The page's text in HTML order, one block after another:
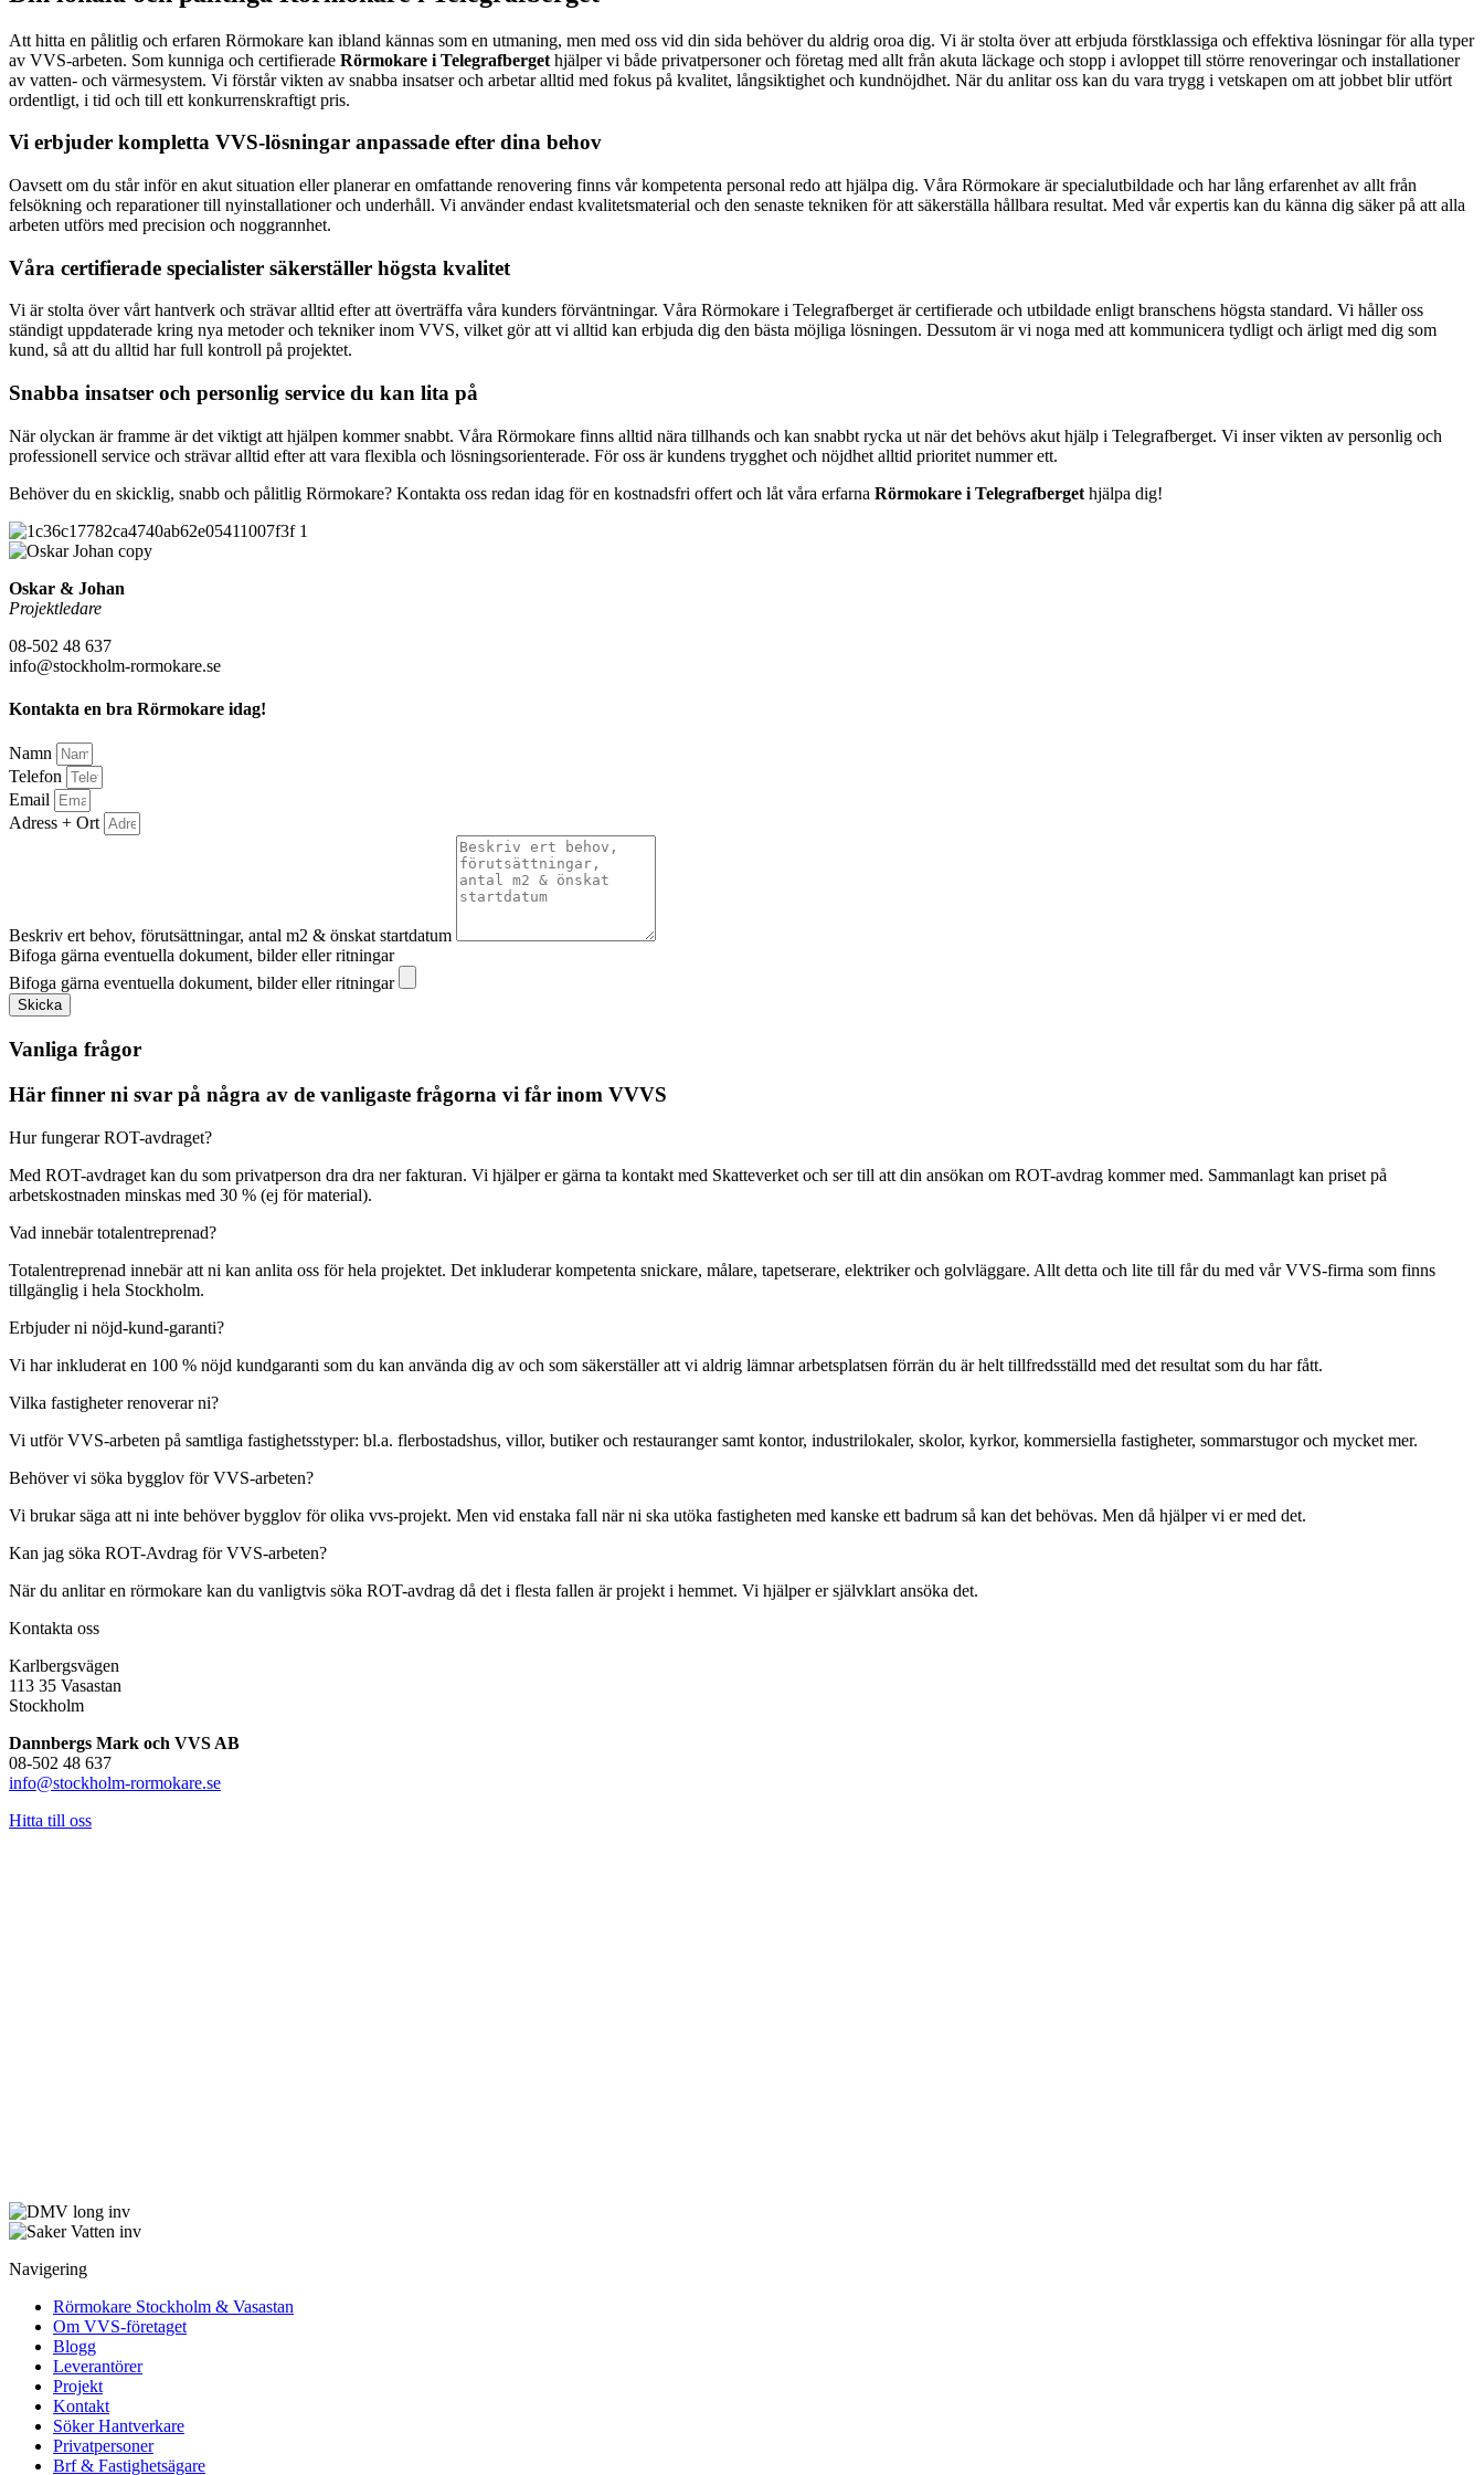
Att hitta en pålitlig och erfaren Rörmokare kan ibland kännas som en utmaning, men med oss vid din sida behöver du aldrig oroa dig. Vi är stolta över att erbjuda förstklassiga och effektiva lösningar för alla typer
av VVS-arbeten. Som kunniga och certifierade Rörmokare i Telegrafberget hjälper vi både privatpersoner och företag med allt från akuta läckage och stopp i avloppet till större renoveringar och installationer
av vatten- och värmesystem. Vi förstår vikten av snabba insatser och arbetar alltid med fokus på kvalitet, långsiktighet och kundnöjdhet. När du anlitar oss kan du vara trygg i vetskapen om att jobbet blir utfört
ordentligt, i tid och till ett konkurrenskraftigt pris.
Vi erbjuder kompletta VVS-lösningar anpassade efter dina behov
Oavsett om du står inför en akut situation eller planerar en omfattande renovering finns vår kompetenta personal redo att hjälpa dig. Våra Rörmokare är specialutbildade och har lång erfarenhet av allt från
felsökning och reparationer till nyinstallationer och underhåll. Vi använder endast kvalitetsmaterial och den senaste tekniken för att säkerställa hållbara resultat. Med vår expertis kan du känna dig säker på att alla
arbeten utförs med precision och noggrannhet.
Våra certifierade specialister säkerställer högsta kvalitet
Vi är stolta över vårt hantverk och strävar alltid efter att överträffa våra kunders förväntningar. Våra Rörmokare i Telegrafberget är certifierade och utbildade enligt branschens högsta standard. Vi håller oss
ständigt uppdaterade kring nya metoder och tekniker inom VVS, vilket gör att vi alltid kan erbjuda dig den bästa möjliga lösningen. Dessutom är vi noga med att kommunicera tydligt och ärligt med dig som
kund, så att du alltid har full kontroll på projektet.
Snabba insatser och personlig service du kan lita på
När olyckan är framme är det viktigt att hjälpen kommer snabbt. Våra Rörmokare finns alltid nära tillhands och kan snabbt rycka ut när det behövs akut hjälp i Telegrafberget. Vi inser vikten av personlig och
professionell service och strävar alltid efter att vara flexibla och lösningsorienterade. För oss är kundens trygghet och nöjdhet alltid prioritet nummer ett.
Behöver du en skicklig, snabb och pålitlig Rörmokare? Kontakta oss redan idag för en kostnadsfri offert och låt våra erfarna Rörmokare i Telegrafberget hjälpa dig!
Oskar & Johan
Projektledare
08-502 48 637
info@stockholm-rormokare.se
Kontakta en bra Rörmokare idag!
Namn
Telefon
Email
Adress + Ort
Beskriv ert behov, förutsättningar, antal m2 & önskat startdatum
Bifoga gärna eventuella dokument, bilder eller ritningar
Bifoga gärna eventuella dokument, bilder eller ritningar
Skicka
Vanliga frågor
Här finner ni svar på några av de vanligaste frågorna vi får inom VVVS
Hur fungerar ROT-avdraget?
Med ROT-avdraget kan du som privatperson dra dra ner fakturan. Vi hjälper er gärna ta kontakt med Skatteverket och ser till att din ansökan om ROT-avdrag kommer med. Sammanlagt kan priset på
arbetskostnaden minskas med 30 % (ej för material).
Vad innebär totalentreprenad?
Totalentreprenad innebär att ni kan anlita oss för hela projektet. Det inkluderar kompetenta snickare, målare, tapetserare, elektriker och golvläggare. Allt detta och lite till får du med vår VVS-firma som finns
tillgänglig i hela Stockholm.
Erbjuder ni nöjd-kund-garanti?
Vi har inkluderat en 100 % nöjd kundgaranti som du kan använda dig av och som säkerställer att vi aldrig lämnar arbetsplatsen förrän du är helt tillfredsställd med det resultat som du har fått.
Vilka fastigheter renoverar ni?
Vi utför VVS-arbeten på samtliga fastighetsstyper: bl.a. flerbostadshus, villor, butiker och restauranger samt kontor, industrilokaler, skolor, kyrkor, kommersiella fastigheter, sommarstugor och mycket mer.
Behöver vi söka bygglov för VVS-arbeten?
Vi brukar säga att ni inte behöver bygglov för olika vvs-projekt. Men vid enstaka fall när ni ska utöka fastigheten med kanske ett badrum så kan det behövas. Men då hjälper vi er med det.
Kan jag söka ROT-Avdrag för VVS-arbeten?
När du anlitar en rörmokare kan du vanligtvis söka ROT-avdrag då det i flesta fallen är projekt i hemmet. Vi hjälper er självklart ansöka det.
Kontakta oss
Karlbergsvägen
113 35 Vasastan
Stockholm
Dannbergs Mark och VVS AB
08-502 48 637
info@stockholm-rormokare.se
Hitta till oss
Navigering
Rörmokare Stockholm & Vasastan
Om VVS-företaget
Blogg
Leverantörer
Projekt
Kontakt
Söker Hantverkare
Privatpersoner
Brf & Fastighetsägare